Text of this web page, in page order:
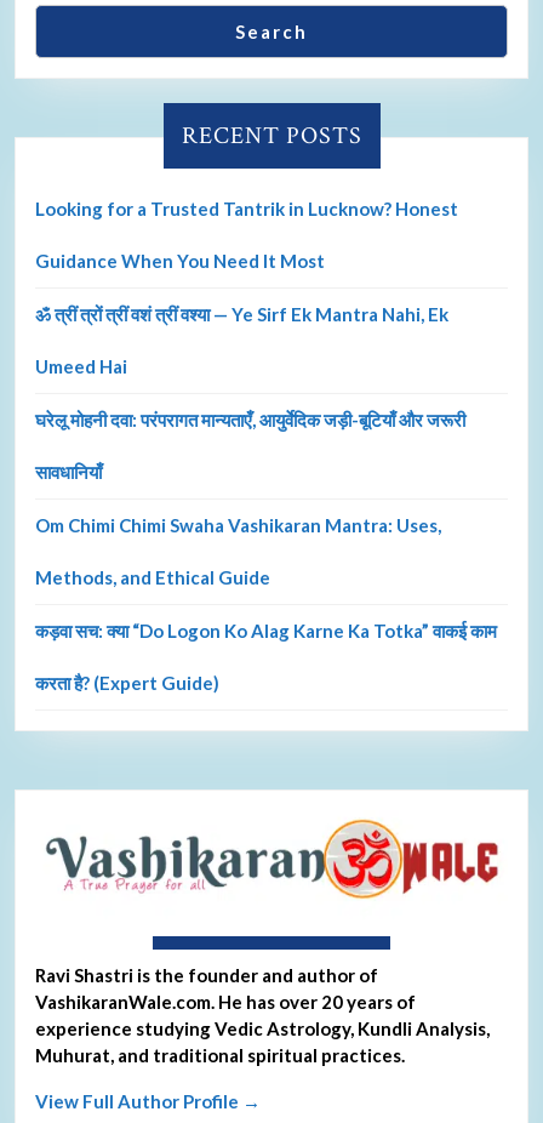
Search
RECENT POSTS
Looking for a Trusted Tantrik in Lucknow? Honest
Guidance When You Need It Most
ॐ त्रीं त्रों त्रीं वशं त्रीं वश्या — Ye Sirf Ek Mantra Nahi, Ek
Umeed Hai
घरेलू मोहनी दवा: परंपरागत मान्यताएँ, आयुर्वेदिक जड़ी-बूटियाँ और जरूरी
सावधानियाँ
Om Chimi Chimi Swaha Vashikaran Mantra: Uses,
Methods, and Ethical Guide
कड़वा सच: क्या “Do Logon Ko Alag Karne Ka Totka” वाकई काम
करता है? (Expert Guide)
Ravi Shastri is the founder and author of
VashikaranWale.com. He has over 20 years of
experience studying Vedic Astrology, Kundli Analysis,
Muhurat, and traditional spiritual practices.
View Full Author Profile →